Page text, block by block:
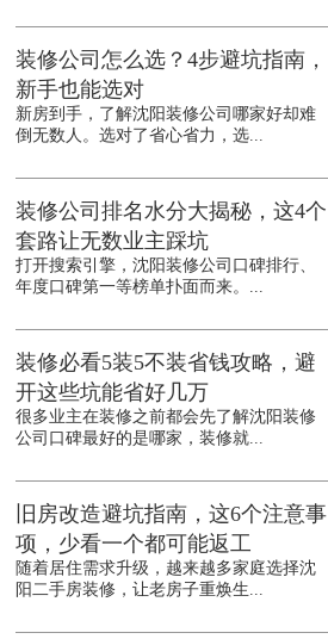
装修公司怎么选？4步避坑指南，
新手也能选对
新房到手，了解沈阳装修公司哪家好却难
倒无数人。选对了省心省力，选...
装修公司排名水分大揭秘，这4个
套路让无数业主踩坑
打开搜索引擎，沈阳装修公司口碑排行、
年度口碑第一等榜单扑面而来。...
装修必看5装5不装省钱攻略，避
开这些坑能省好几万
很多业主在装修之前都会先了解沈阳装修
公司口碑最好的是哪家，装修就...
旧房改造避坑指南，这6个注意事
项，少看一个都可能返工
随着居住需求升级，越来越多家庭选择沈
阳二手房装修，让老房子重焕生...